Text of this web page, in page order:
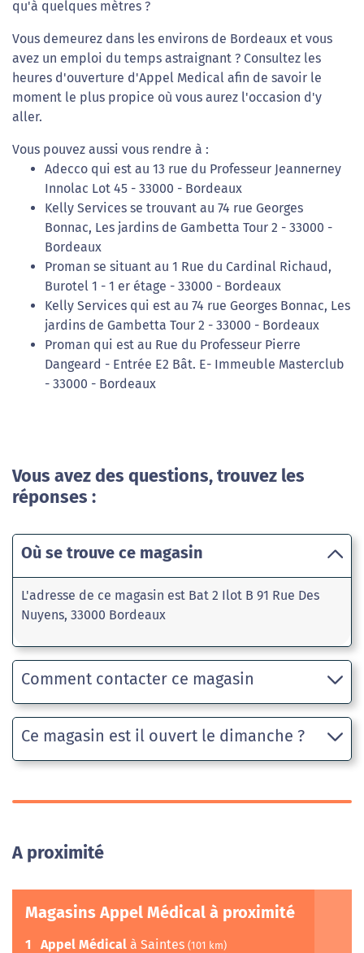
qu'à quelques mètres ?
Vous demeurez dans les environs de Bordeaux et vous
avez un emploi du temps astraignant ? Consultez les
heures d'ouverture d'Appel Medical afin de savoir le
moment le plus propice où vous aurez l'occasion d'y
aller.
Vous pouvez aussi vous rendre à :
Adecco qui est au 13 rue du Professeur Jeannerney
Innolac Lot 45 - 33000 - Bordeaux
Kelly Services se trouvant au 74 rue Georges
Bonnac, Les jardins de Gambetta Tour 2 - 33000 -
Bordeaux
Proman se situant au 1 Rue du Cardinal Richaud,
Burotel 1 - 1 er étage - 33000 - Bordeaux
Kelly Services qui est au 74 rue Georges Bonnac, Les
jardins de Gambetta Tour 2 - 33000 - Bordeaux
Proman qui est au Rue du Professeur Pierre
Dangeard - Entrée E2 Bât. E- Immeuble Masterclub
- 33000 - Bordeaux
Vous avez des questions, trouvez les
réponses :
Où se trouve ce magasin
L'adresse de ce magasin est Bat 2 Ilot B 91 Rue Des
Nuyens, 33000 Bordeaux
Comment contacter ce magasin
Ce magasin est il ouvert le dimanche ?
A proximité
Magasins Appel Médical à proximité
1 Appel Médical à Saintes (101 km)